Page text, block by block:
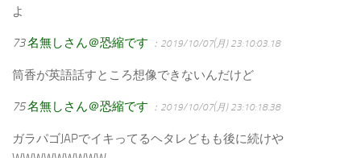
よ
73名無しさん＠恐縮です ：2019/10/07(月) 23:10:03.18
筒香が英語話すところ想像できないんだけど
75名無しさん＠恐縮です ：2019/10/07(月) 23:10:18.38
ガラパゴJAPでイキってるヘタレどもも後に続けや